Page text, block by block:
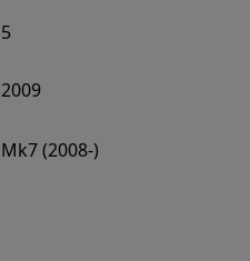
5
2009
Mk7 (2008-)